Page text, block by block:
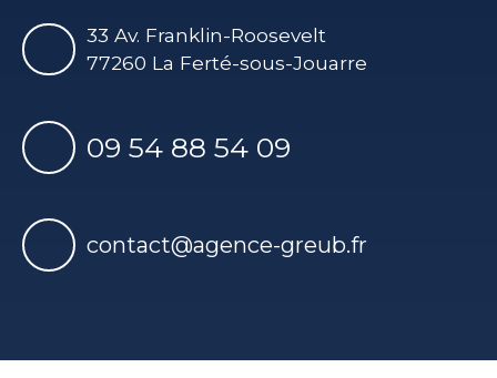
33 Av. Franklin-Roosevelt
77260 La Ferté-sous-Jouarre
09 54 88 54 09
contact@agence-greub.fr